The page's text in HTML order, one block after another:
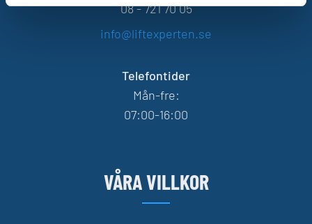
08 - 721 70 05
info@liftexperten.se
Telefontider
Mån-fre:
07:00-16:00
VÅRA VILLKOR